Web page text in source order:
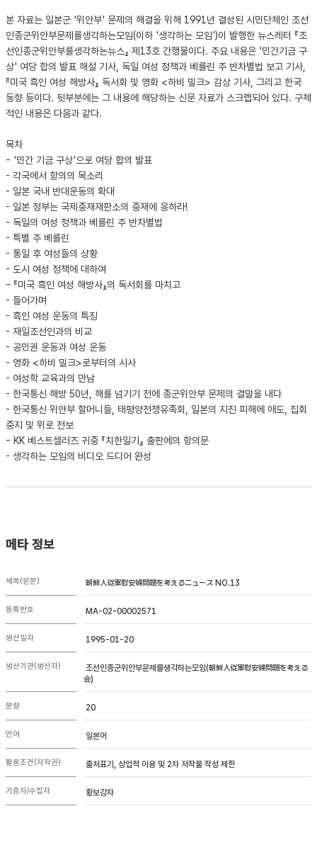
본 자료는 일본군 '위안부' 문제의 해결을 위해 1991년 결성된 시민단체인 조선
인종군위안부문제를생각하는모임(이하 '생각하는 모임')이 발행한 뉴스레터 『조
선인종군위안부를생각하는뉴스』 제13호 간행물이다. 주요 내용은 '민간기금 구
상' 여당 합의 발표 해설 기사, 독일 여성 정책과 베를린 주 반차별법 보고 기사,
『미국 흑인 여성 해방사』 독서회 및 영화 <하비 밀크> 감상 기사, 그리고 한국
동향 등이다. 뒷부분에는 그 내용에 해당하는 신문 자료가 스크랩되어 있다. 구체
적인 내용은 다음과 같다.
목차
- '민간 기금 구상'으로 여당 합의 발표
- 각국에서 항의의 목소리
- 일본 국내 반대운동의 확대
- 일본 정부는 국제중재재판소의 중재에 응하라!
- 독일의 여성 정책과 베를린 주 반차별법
- 특별 주 베를린
- 통일 후 여성들의 상황
- 도시 여성 정책에 대하여
- 『미국 흑인 여성 해방사』의 독서회를 마치고
- 들어가며
- 흑인 여성 운동의 특징
- 재일조선인과의 비교
- 공민권 운동과 여성 운동
- 영화 <하비 밀크>로부터의 시사
- 여성학 교육과의 만남
- 한국통신 해방 50년, 해를 넘기기 전에 종군위안부 문제의 결말을 내다
- 한국통신 위안부 할머니들, 태평양전쟁유족회, 일본의 지진 피해에 애도, 집회
중지 및 위로 전보
- KK 베스트셀러즈 귀중 『치한일기』 출판에의 항의문
- 생각하는 모임의 비디오 드디어 완성
메타 정보
제목(원문) 朝鮮人従軍慰安婦問題を考えるニュース NO.13
등록번호 MA-02-00002571
생산일자 1995-01-20
생산기관(생산자)
조선인종군위안부문제를생각하는모임(朝鮮人従軍慰安婦問題を考える
会)
분량 20
언어 일본어
활용조건(저작권) 출처표기, 상업적 이용 및 2차 저작물 작성 제한
기증자/수집자 황보강자